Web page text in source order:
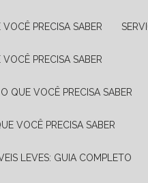
PRECISA SABER
PRECISA SABER
QUE VOCÊ PRECISA SABER
VOCÊ PRECISA SABER
LEVES: GUIA COMPLETO